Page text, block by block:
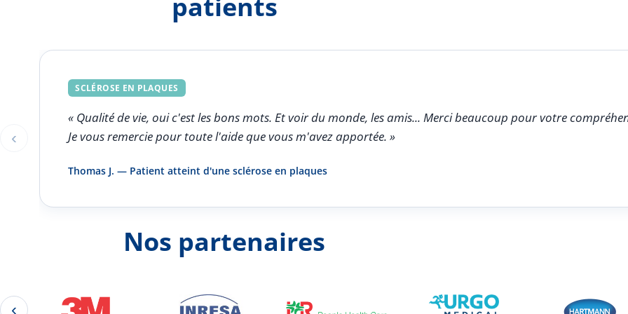
‹
SCLÉROSE EN PLAQUES
« Qualité de vie, oui c'est les bons mots. Et voir du monde, les amis... Merci beaucoup pour votre
Je vous remercie pour toute l'aide que vous m'avez apportée. »
Thomas J. — Patient atteint d'une sclérose en plaques
Éléments 1 à 1 sur 5
Nos partenaires
‹